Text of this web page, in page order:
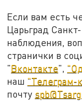
Если вам есть
Царьград
наблюдения,
странички в
"Вконтакте",
наш "Телеграм-
почту